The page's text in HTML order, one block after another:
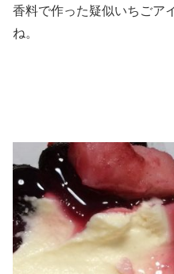
香料で作った疑似いちごア
ね。